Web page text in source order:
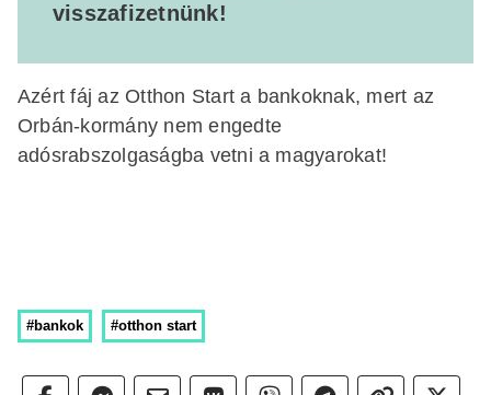
visszafizetnünk!
Azért fáj az Otthon Start a bankoknak, mert az
Orbán-kormány nem engedte
adósrabszolgaságba vetni a magyarokat!
#bankok #otthon start